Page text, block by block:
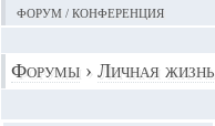
Форум / конференция
Форумы › Личная жизнь